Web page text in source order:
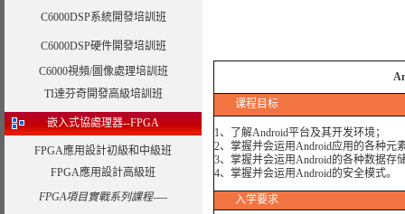
C6000DSP系統開發培訓班
C6000DSP硬件開發培訓班
C6000視頻/圖像處理培訓班
TI達芬奇開發高級培訓班
嵌入式協處理器--FPGA
FPGA應用設計初級和中級班
FPGA應用設計高級班
FPGA項目實戰系列課程----
课程目标
1、了解Android平台及其开发环境；
2、掌握并会运用Android应用的各种元
3、掌握并会运用Android的各种数据存
4、掌握并会运用Android的安全模式。
入学要求